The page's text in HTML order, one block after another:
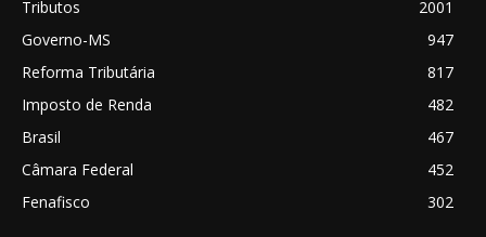
Tributos
2001
Governo-MS
947
Reforma Tributária
817
Imposto de Renda
482
Brasil
467
Câmara Federal
452
Fenafisco
302